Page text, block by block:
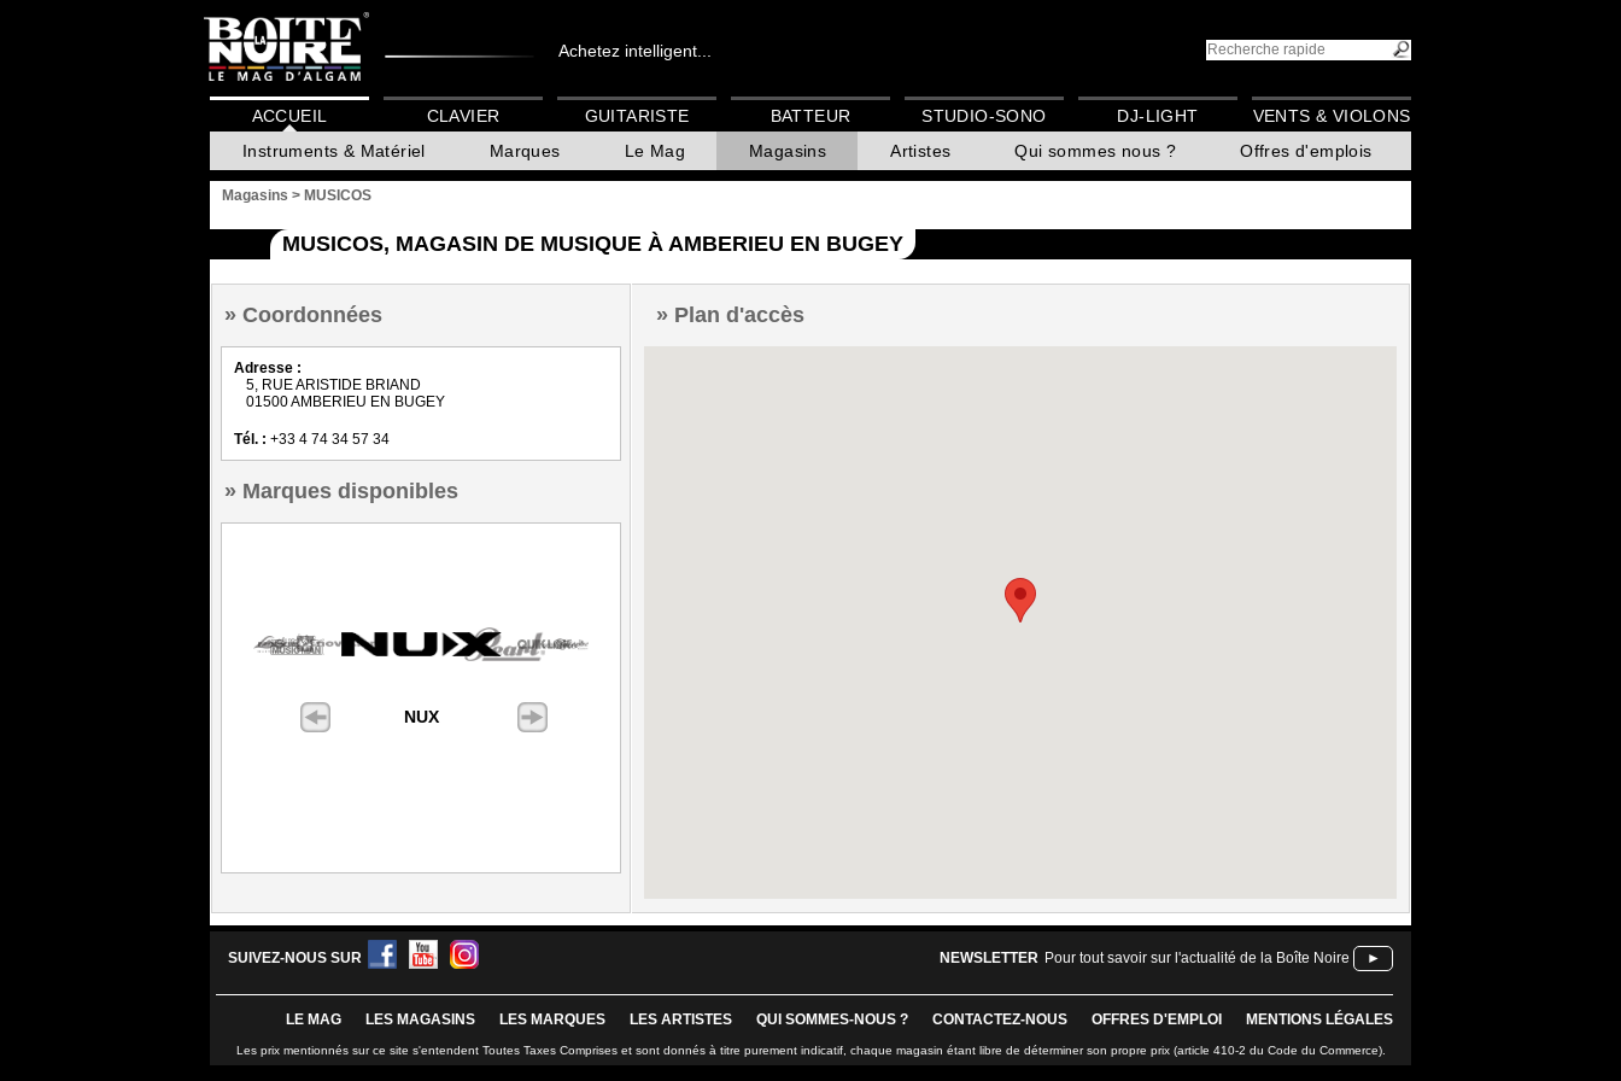
Achetez intelligent...
ACCUEIL
Instruments & Matériel
Marques Le Mag Magasins Artistes Qui sommes nous ? Offres d'emplois
CLAVIER GUITARISTE BATTEUR STUDIO-SONO DJ-LIGHT VENTS & VIOLONS
Magasins > MUSICOS
MUSICOS, MAGASIN DE MUSIQUE À AMBERIEU EN BUGEY
Coordonnées
Adresse :
5, RUE ARISTIDE BRIAND
01500 AMBERIEU EN BUGEY
Tél. : +33 4 74 34 57 34
Marques disponibles
NUX
Plan d'accès
SUIVEZ-NOUS SUR NEWSLETTER Pour tout savoir sur l'actualité de la Boîte Noire ►
LE MAG LES MAGASINS LES MARQUES LES ARTISTES QUI SOMMES-NOUS ? CONTACTEZ-NOUS OFFRES D'EMPLOI MENTIONS LÉGALES
Les prix mentionnés sur ce site s'entendent Toutes Taxes Comprises et sont donnés à titre purement indicatif, chaque magasin étant libre de déterminer son propre prix (article 410-2 du Code du Commerce).